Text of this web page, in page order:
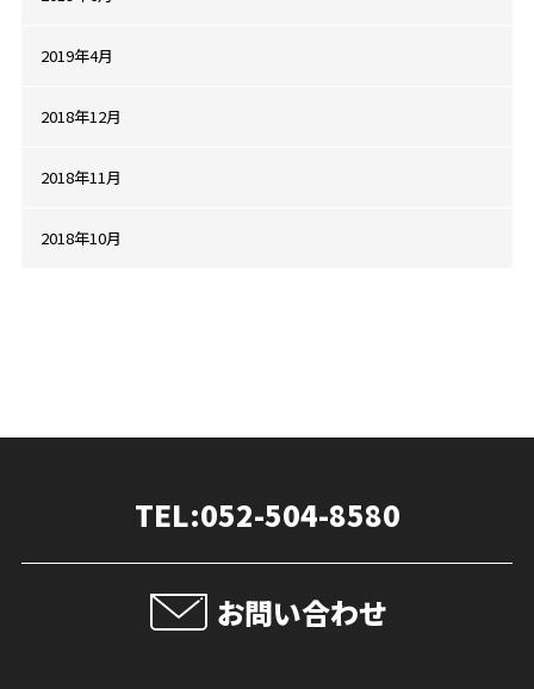
2019年4月
2018年12月
2018年11月
2018年10月
TEL:052-504-8580
お問い合わせ